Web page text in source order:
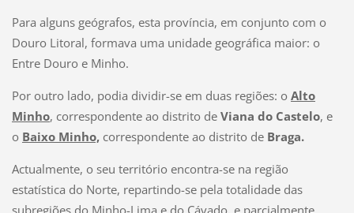
Para alguns geógrafos, esta província, em conjunto com o
Douro Litoral, formava uma unidade geográfica maior: o
Entre Douro e Minho.
Por outro lado, podia dividir-se em duas regiões: o Alto
Minho, correspondente ao distrito de Viana do Castelo, e
o Baixo Minho,correspondente ao distrito de Braga.
Actualmente, o seu território encontra-se na região
estatística do Norte, repartindo-se pela totalidade das
subregiões do Minho-Lima e do Cávado, e parcialmente